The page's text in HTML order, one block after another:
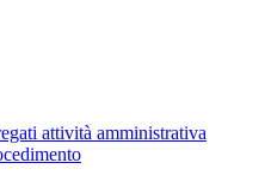
attività amministrativa